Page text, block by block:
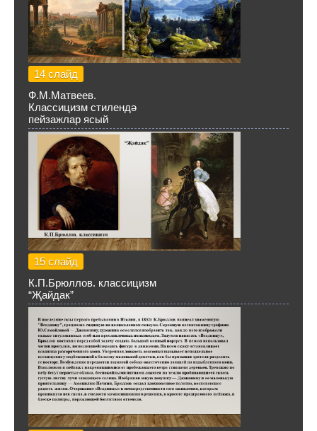
14 слайд
Ф.М.Матвеев.
Классицизм стилендә
пейзажлар ясый
15 слайд
К.П.Брюллов. классицизм
“Җайдак”